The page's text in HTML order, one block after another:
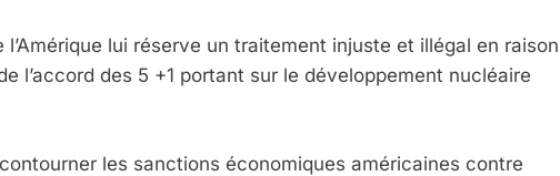
lui réserve un traitement injuste et illégal en raison
l’accord des 5 +1 portant sur le développement nucléaire
les sanctions économiques américaines contre